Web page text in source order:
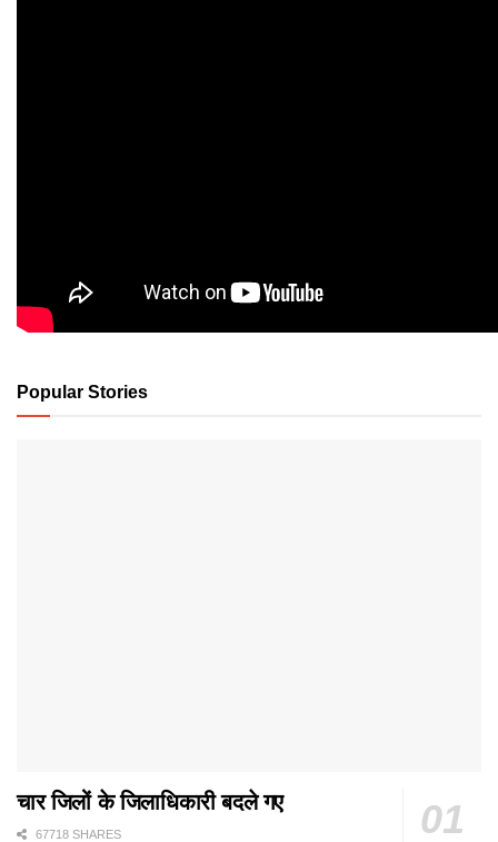
Popular Stories
चार जिलों के जिलाधिकारी बदले गए
67718 SHARES